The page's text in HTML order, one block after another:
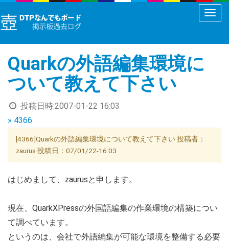
メ
ュ
Quarkの外語編集環境に
ついて教えて下さい
投稿日時:2007-01-22 16:03
» 4366
[4366]Quarkの外語編集環境について教えて下さい 投稿者：
zaurus 投稿日：07/01/22-16:03
はじめまして、zaurusと申します。
現在、QuarkXPressの外国語編集の作業環境の構築につい
て調べています。
というのは、会社で外語編集が可能な環境を整備する必要